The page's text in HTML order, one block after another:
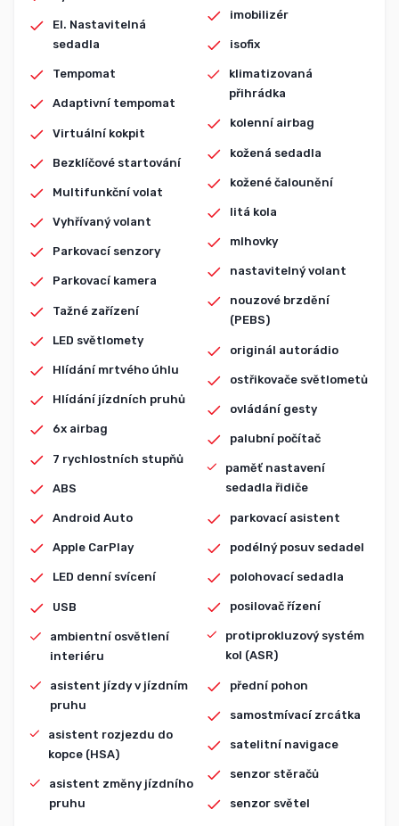
El. Nastavitelná
sedadla
Tempomat
Adaptivní tempomat
Virtuální kokpit
Bezklíčové startování
Multifunkční volat
Vyhřívaný volant
Parkovací senzory
Parkovací kamera
Tažné zařízení
LED světlomety
Hlídání mrtvého úhlu
Hlídání jízdních pruhů
6x airbag
7 rychlostních stupňů
ABS
Android Auto
Apple CarPlay
LED denní svícení
USB
ambientní osvětlení
interiéru
asistent jízdy v jízdním
pruhu
asistent rozjezdu do
kopce (HSA)
asistent změny jízdního
pruhu
imobilizér
isofix
klimatizovaná
přihrádka
kolenní airbag
kožená sedadla
kožené čalounění
litá kola
mlhovky
nastavitelný volant
nouzové brzdění
(PEBS)
originál autorádio
ostřikovače světlometů
ovládání gesty
palubní počítač
paměť nastavení
sedadla řidiče
parkovací asistent
podélný posuv sedadel
polohovací sedadla
posilovač řízení
protiprokluzový systém
kol (ASR)
přední pohon
samostmívací zrcátka
satelitní navigace
senzor stěračů
senzor světel